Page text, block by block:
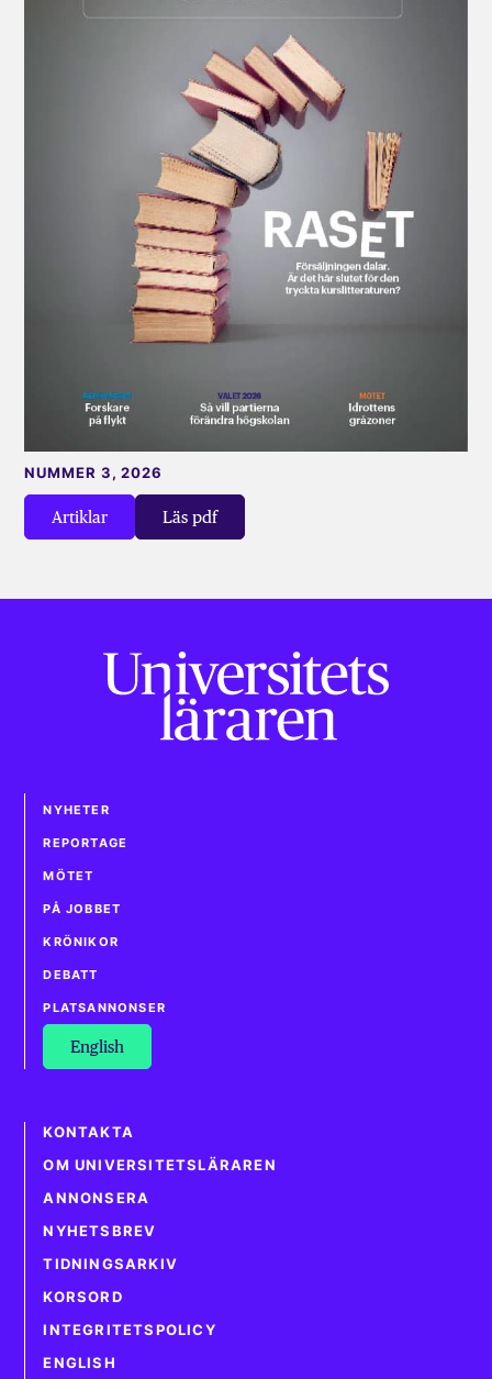
Artiklar Läs pdf
NUMMER 3, 2026
NYHETER
REPORTAGE
MÖTET
PÅ JOBBET
KRÖNIKOR
DEBATT
PLATSANNONSER
English
KONTAKTA
OM UNIVERSITETSLÄRAREN
ANNONSERA
NYHETSBREV
TIDNINGSARKIV
KORSORD
INTEGRITETSPOLICY
ENGLISH